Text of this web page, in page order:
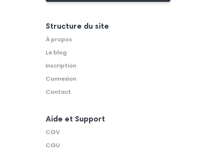
Structure du site
À propos
Le blog
Inscription
Connexion
Contact
Aide et Support
CGV
CGU